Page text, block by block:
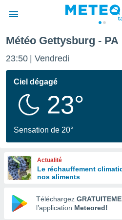
de
en
Météo Gettysburg - PA
23:50 Vendredi
Ciel dégagé
23°
Sensation de 20°
Actualité
Le réchauffement
nos aliments
Téléchargez
l’application Meteored!